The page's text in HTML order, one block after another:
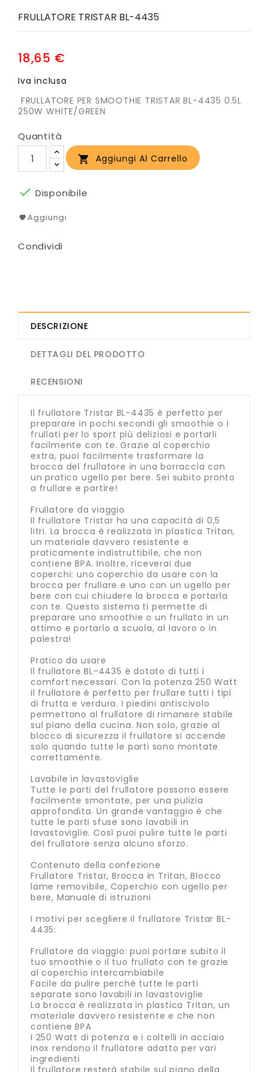
FRULLATORE TRISTAR BL-4435
18,65 €
Iva inclusa
FRULLATORE PER SMOOTHIE TRISTAR BL-4435 0.5L
250W WHITE/GREEN
Quantità
 Aggiungi Al Carrello
 Disponibile
Aggiungi
Condividi
DESCRIZIONE
DETTAGLI DEL PRODOTTO
RECENSIONI
Il frullatore Tristar BL-4435 è perfetto per
preparare in pochi secondi gli smoothie o i
frullati per lo sport più deliziosi e portarli
facilmente con te. Grazie al coperchio
extra, puoi facilmente trasformare la
brocca del frullatore in una borraccia con
un pratico ugello per bere. Sei subito pronto
a frullare e partire!
Frullatore da viaggio
Il frullatore Tristar ha una capacità di 0,5
litri. La brocca è realizzata in plastica Tritan,
un materiale davvero resistente e
praticamente indistruttibile, che non
contiene BPA. Inoltre, riceverai due
coperchi: uno coperchio da usare con la
brocca per frullare e uno con un ugello per
bere con cui chiudere la brocca e portarla
con te. Questo sistema ti permette di
preparare uno smoothie o un frullato in un
attimo e portarlo a scuola, al lavoro o in
palestra!
Pratico da usare
Il frullatore BL-4435 è dotato di tutti i
comfort necessari. Con la potenza 250 Watt
il frullatore è perfetto per frullare tutti i tipi
di frutta e verdura. I piedini antiscivolo
permettono al frullatore di rimanere stabile
sul piano della cucina. Non solo, grazie al
blocco di sicurezza il frullatore si accende
solo quando tutte le parti sono montate
correttamente.
Lavabile in lavastoviglie
Tutte le parti del frullatore possono essere
facilmente smontate, per una pulizia
approfondita. Un grande vantaggio è che
tutte le parti sfuse sono lavabili in
lavastoviglie. Così puoi pulire tutte le parti
del frullatore senza alcuno sforzo.
Contenuto della confezione
Frullatore Tristar, Brocca in Tritan, Blocco
lame removibile, Coperchio con ugello per
bere, Manuale di istruzioni
I motivi per scegliere il frullatore Tristar BL-
4435:
Frullatore da viaggio: puoi portare subito il
tuo smoothie o il tuo frullato con te grazie
al coperchio intercambiabile
Facile da pulire perché tutte le parti
separate sono lavabili in lavastoviglie
La brocca è realizzata in plastica Tritan, un
materiale davvero resistente e che non
contiene BPA
I 250 Watt di potenza e i coltelli in acciaio
inox rendono il frullatore adatto per vari
ingredienti